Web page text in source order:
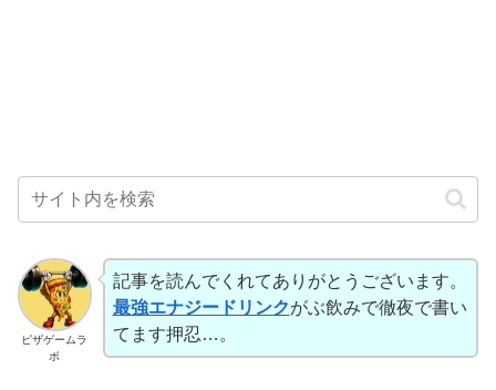
ピザゲームラ
ボ
記事を読んでくれてありがとうございます。
最強エナジードリンクがぶ飲みで徹夜で書い
てます押忍…。